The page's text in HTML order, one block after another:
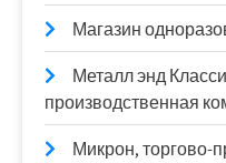
Магазин
Металл энд
производственная
Микрон, торгово-